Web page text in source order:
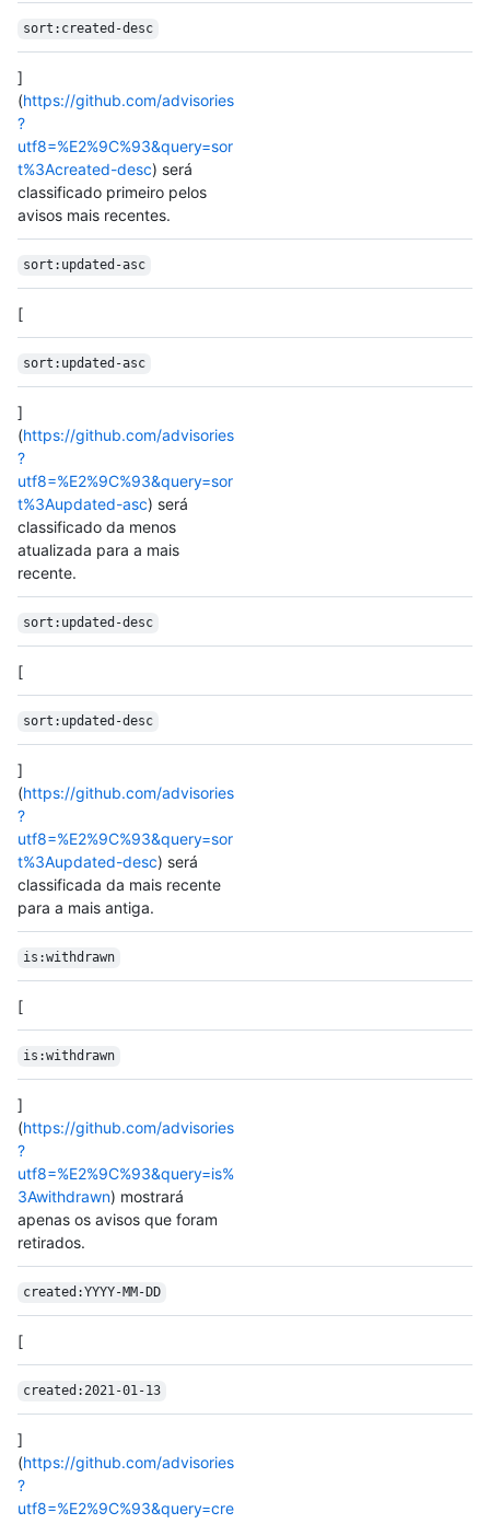
sort:created-desc
]
(https://github.com/advisories
?
utf8=%E2%9C%93&query=sor
t%3Acreated-desc) será
classificado primeiro pelos
avisos mais recentes.
sort:updated-asc
[
sort:updated-asc
]
(https://github.com/advisories
?
utf8=%E2%9C%93&query=sor
t%3Aupdated-asc) será
classificado da menos
atualizada para a mais
recente.
sort:updated-desc
[
sort:updated-desc
]
(https://github.com/advisories
?
utf8=%E2%9C%93&query=sor
t%3Aupdated-desc) será
classificada da mais recente
para a mais antiga.
is:withdrawn
[
is:withdrawn
]
(https://github.com/advisories
?
utf8=%E2%9C%93&query=is%
3Awithdrawn) mostrará
apenas os avisos que foram
retirados.
created:YYYY-MM-DD
[
created:2021-01-13
]
(https://github.com/advisories
?
utf8=%E2%9C%93&query=cre